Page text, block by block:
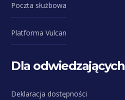
Poczta służbowa
Platforma Vulcan
Dla odwiedzających
Deklaracja dostępności